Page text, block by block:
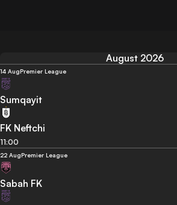
August 2026
14 AugPremier League
Sumqayit
FK Neftchi
11:00
22 AugPremier League
Sabah FK